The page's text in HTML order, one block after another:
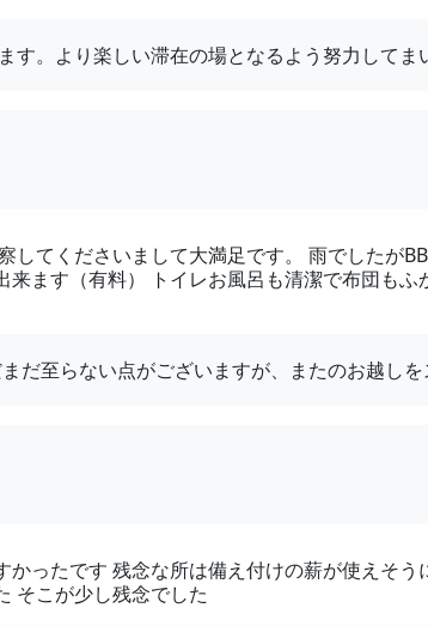
。より楽しい滞在の場となるよう努力してま
てくださいまして大満足です。 雨でしたが
ます（有料） トイレお風呂も清潔で布団もふ
だ至らない点がございますが、またのお越しを
ったです 残念な所は備え付けの薪が使えそう
そこが少し残念でした